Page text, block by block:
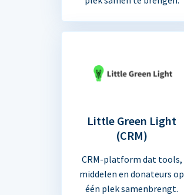
Little Green Light
(CRM)
CRM-platform dat tools,
middelen en donateurs op
één plek samenbrengt.